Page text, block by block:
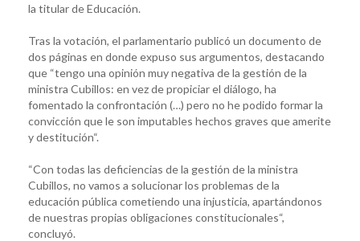
la titular de Educación.
Tras la votación, el parlamentario publicó un documento de
dos páginas en donde expuso sus argumentos, destacando
que “tengo una opinión muy negativa de la gestión de la
ministra Cubillos: en vez de propiciar el diálogo, ha
fomentado la confrontación (…) pero no he podido formar la
convicción que le son imputables hechos graves que amerite
y destitución“.
“Con todas las deficiencias de la gestión de la ministra
Cubillos, no vamos a solucionar los problemas de la
educación pública cometiendo una injusticia, apartándonos
de nuestras propias obligaciones constitucionales“,
concluyó.